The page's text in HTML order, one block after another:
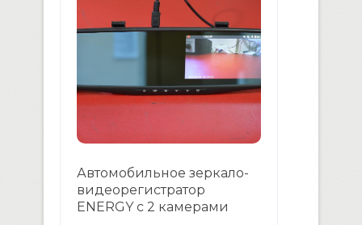
Автомобильное зеркало-
видеорегистратор
ENERGY с 2 камерами